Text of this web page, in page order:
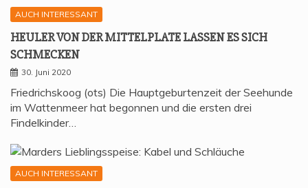
AUCH INTERESSANT
HEU­LER VON DER MIT­TEL­P­LA­TE LAS­SEN ES SICH
SCHMECKEN
30. Juni 2020
Friedrichskoog (ots) Die Hauptgeburtenzeit der Seehunde
im Wattenmeer hat begonnen und die ersten drei
Findelkinder…
AUCH INTERESSANT